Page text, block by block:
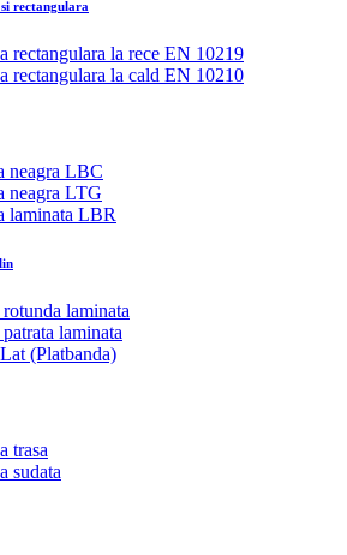
rectangulara
rectangulara la rece EN 10219
rectangulara la cald EN 10210
neagra LBC
neagra LTG
laminata LBR
laminata
laminata
(Platbanda)
trasa
sudata